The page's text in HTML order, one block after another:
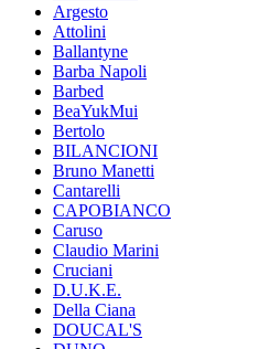
Argesto
Attolini
Ballantyne
Barba Napoli
Barbed
BeaYukMui
Bertolo
BILANCIONI
Bruno Manetti
Cantarelli
CAPOBIANCO
Caruso
Claudio Marini
Cruciani
D.U.K.E.
Della Ciana
DOUCAL'S